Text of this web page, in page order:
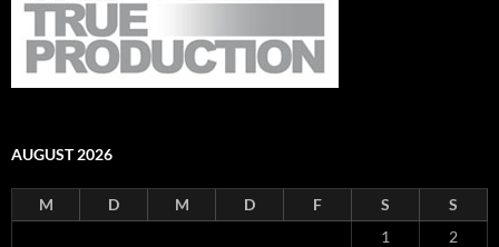
AUGUST 2026
M D M D F S
S
1
2